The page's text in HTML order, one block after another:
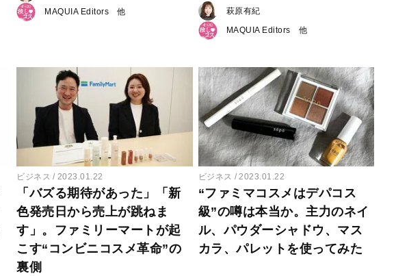
MAQUIA Editors
萩原有紀
MAQUIA Editors
ビジネス 2023.01.22
「バズる期待があった」「新
色発売日から売上が跳ねま
す」。ファミリーマートが起
こす“コンビニコスメ革命”の
裏側
ビジネス 2023.01.22
“ファミマコスメはデパコス
級”の噂は本当か。主力のネイ
ル、パウダーシャドウ、マス
カラ、パレットを使ってみた